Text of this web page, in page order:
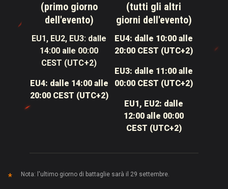
(primo giorno
dell'evento)
EU1, EU2, EU3: dalle
14:00 alle 00:00
CEST (UTC+2)
EU4: dalle 14:00 alle
20:00 CEST (UTC+2)
(tutti gli altri
giorni dell'evento)
EU4: dalle 10:00 alle
20:00 CEST (UTC+2)
EU3: dalle 11:00 alle
00:00 CEST (UTC+2)
EU1, EU2: dalle
12:00 alle 00:00
CEST (UTC+2)
Nota: l'ultimo giorno di battaglie sarà il 29 settembre.